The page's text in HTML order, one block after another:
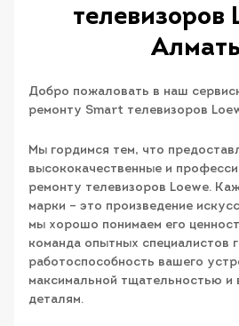
телевизоров
Добро пожаловать в наш
ремонту Smart телевизоров
Мы гордимся тем, что
высококачественные и
ремонту телевизоров Loewe.
марки – это произведение
мы хорошо понимаем его
команда опытных специалистов
работоспособность вашего
максимальной тщательностью и
деталям.